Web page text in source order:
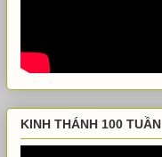
KINH THÁNH 100 TUẦN